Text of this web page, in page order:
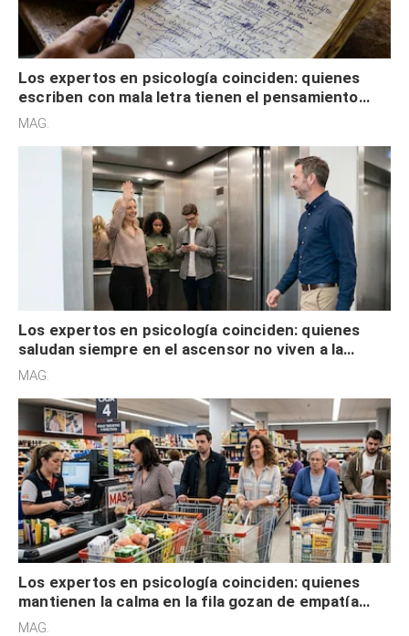
Los expertos en psicología coinciden: quienes
escriben con mala letra tienen el pensamiento
acelerado y no lo hacen por desinterés
MAG.
Los expertos en psicología coinciden: quienes
saludan siempre en el ascensor no viven a la
defensiva y tienen apertura social
MAG.
Los expertos en psicología coinciden: quienes
mantienen la calma en la fila gozan de empatía
cognitiva, gratitud y no solo tienen autocontrol
MAG.